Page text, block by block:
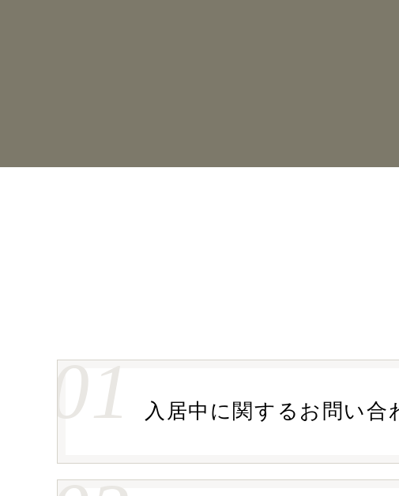
2025年9月26日（金）営業時間変
入居中に関する お問い合
01